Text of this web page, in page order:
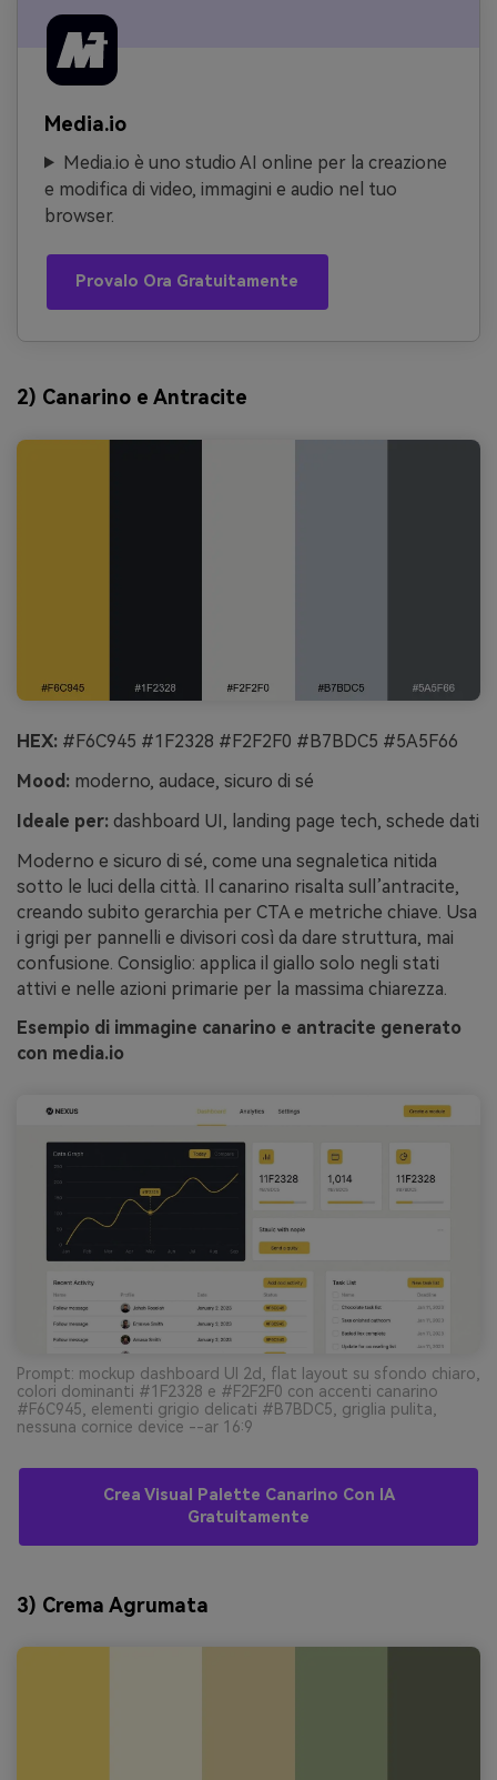
Media.io
Media.io è uno studio AI online per la creazione
e modifica di video, immagini e audio nel tuo
browser.
Provalo Ora Gratuitamente
2) Canarino e Antracite
HEX: #F6C945 #1F2328 #F2F2F0 #B7BDC5 #5A5F66
Mood: moderno, audace, sicuro di sé
Ideale per: dashboard UI, landing page tech, schede dati
Moderno e sicuro di sé, come una segnaletica nitida
sotto le luci della città. Il canarino risalta sull’antracite,
creando subito gerarchia per CTA e metriche chiave. Usa
i grigi per pannelli e divisori così da dare struttura, mai
confusione. Consiglio: applica il giallo solo negli stati
attivi e nelle azioni primarie per la massima chiarezza.
Esempio di immagine canarino e antracite generato
con media.io
Prompt: mockup dashboard UI 2d, flat layout su sfondo chiaro,
colori dominanti #1F2328 e #F2F2F0 con accenti canarino
#F6C945, elementi grigio delicati #B7BDC5, griglia pulita,
nessuna cornice device --ar 16:9
Crea Visual Palette Canarino Con IA
Gratuitamente
3) Crema Agrumata